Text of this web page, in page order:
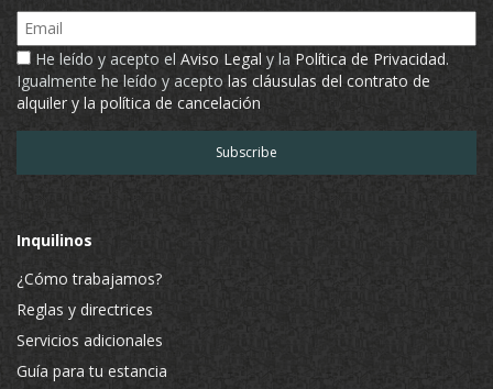
Email
He leído y acepto el Aviso Legal y la Política de Privacidad.
Igualmente he leído y acepto las cláusulas del contrato de
alquiler y la política de cancelación
Inquilinos
¿Cómo trabajamos?
Reglas y directrices
Servicios adicionales
Guía para tu estancia